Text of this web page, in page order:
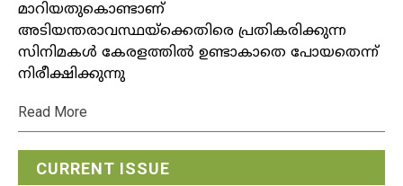
മാറിയതുകൊണ്ടാണ്
അടിയന്തരാവസ്ഥയ്‌ക്കെതിരെ പ്രതികരിക്കുന്ന
സിനിമകള്‍ കേരളത്തില്‍ ഉണ്ടാകാതെ പോയതെന്ന്
നിരീക്ഷിക്കുന്നു
Read More
CURRENT ISSUE